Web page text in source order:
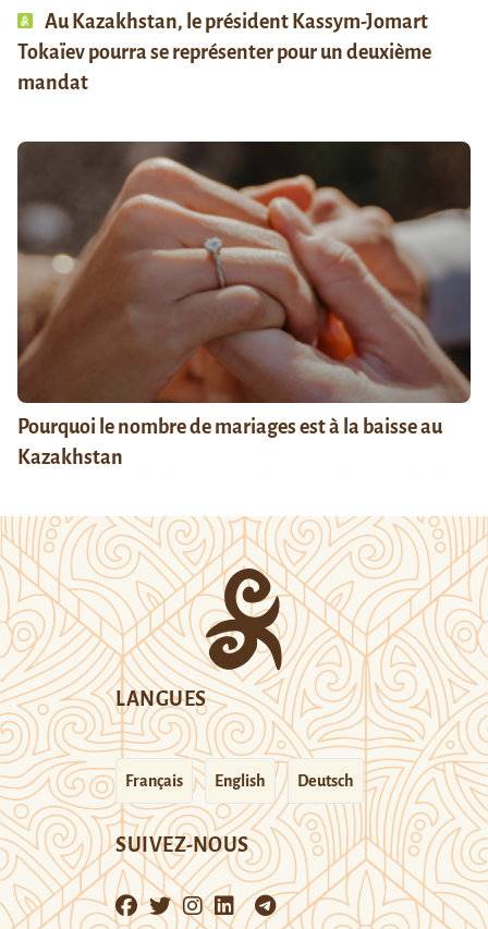
Au Kazakhstan, le président Kassym-Jomart
Tokaïev pourra se représenter pour un deuxième
mandat
Pourquoi le nombre de mariages est à la baisse au
Kazakhstan
LANGUES
Français English Deutsch
SUIVEZ-NOUS